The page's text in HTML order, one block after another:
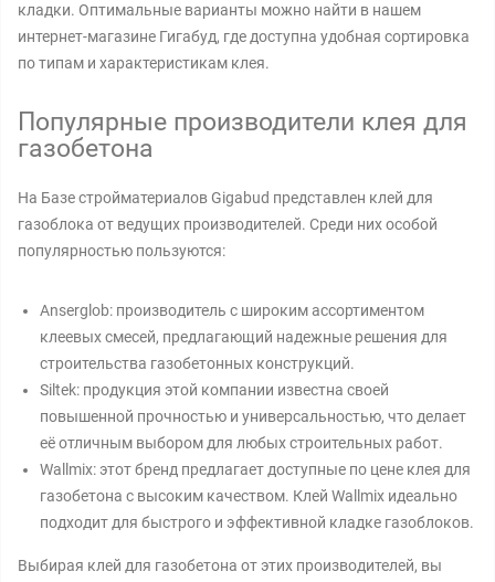
кладки. Оптимальные варианты можно найти в нашем
интернет-магазине Гигабуд, где доступна удобная сортировка
по типам и характеристикам клея.
Популярные производители клея для
газобетона
На Базе стройматериалов Gigabud представлен клей для
газоблока от ведущих производителей. Среди них особой
популярностью пользуются:
Anserglob: производитель с широким ассортиментом
клеевых смесей, предлагающий надежные решения для
строительства газобетонных конструкций.
Siltek: продукция этой компании известна своей
повышенной прочностью и универсальностью, что делает
её отличным выбором для любых строительных работ.
Wallmix: этот бренд предлагает доступные по цене клея для
газобетона с высоким качеством. Клей Wallmix идеально
подходит для быстрого и эффективной кладке газоблоков.
Выбирая клей для газобетона от этих производителей, вы